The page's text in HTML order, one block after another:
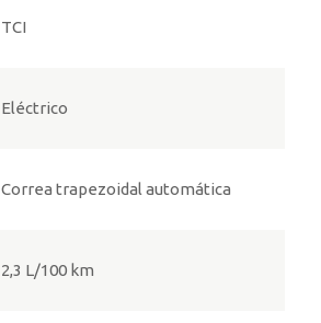
TCI
Eléctrico
Correa trapezoidal automática
2,3 L/100 km